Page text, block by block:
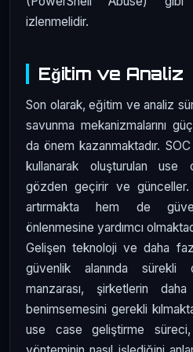
izlenmelidir.
Eğitim ve Analiz
Son olarak, eğitim ve analiz
savunma mekanizmalarını
da önem kazanmaktadır.
kullanarak oluşturulan use
gözden geçirir ve günceller.
artırmakta hem de
önlenmesine yardımcı
Gelişen teknoloji ve daha
güvenlik alanında
manzarası, şirketlerin
benimsemesini gerekli
use case geliştirme